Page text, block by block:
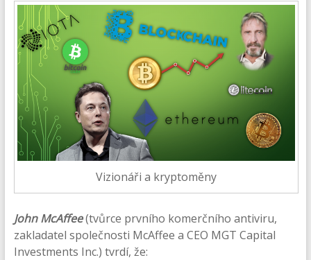
Vizionáři a kryptoměny
John McAffee(tvůrce prvního komerčního antiviru,
zakladatel společnosti McAffee a CEO MGT Capital
Investments Inc.) tvrdí, že: